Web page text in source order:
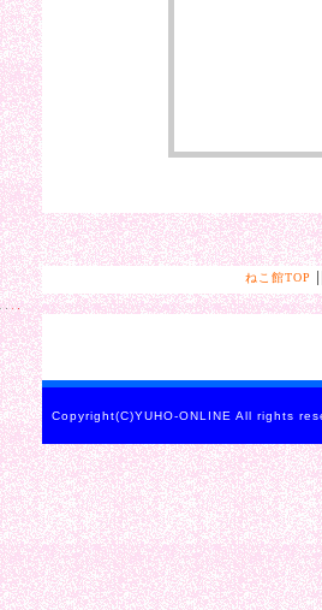
ねこ館TOP
Copyright(C)YUHO-ONLINE All rights